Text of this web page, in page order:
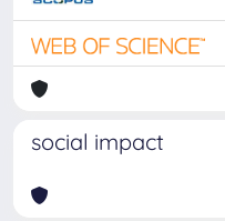
social impact